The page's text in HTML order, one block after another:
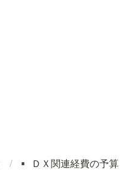
/ ▪️
ＤＸ関連経費の予算